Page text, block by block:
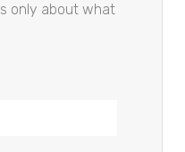
only about what